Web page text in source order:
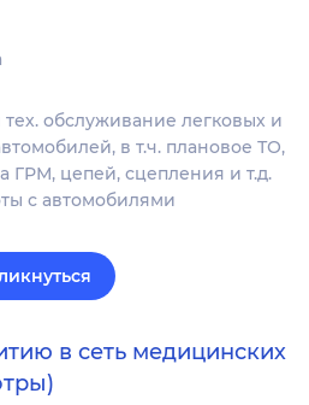
обслуживание легковых и
в т.ч. плановое ТО,
ГРМ, цепей, сцепления и т.д.
с автомобилями
в сеть медицинских